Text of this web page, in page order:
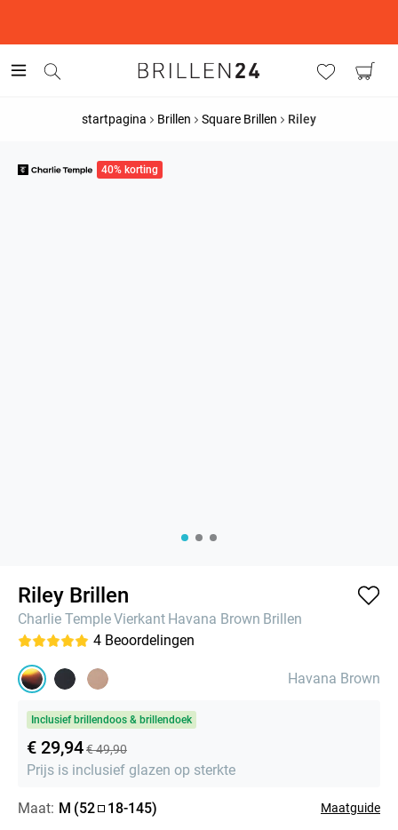
startpagina Brillen Square Brillen Riley
40% korting
Riley Brillen
Charlie TempleVierkant Havana Brown Brillen
4 Beoordelingen
Havana Brown
Inclusief brillendoos & brillendoek
€ 29,94€ 49,90
Prijs is inclusief glazen op sterkte
Maat: M (52 18-145) Maatguide